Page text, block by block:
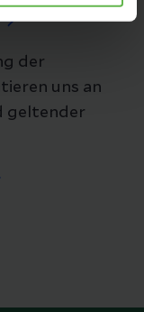
der
uns an
geltender